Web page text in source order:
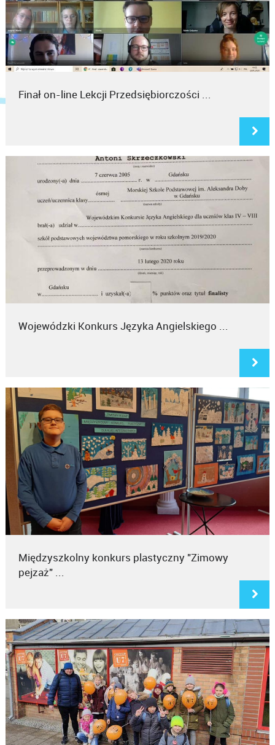
Finał on-line Lekcji Przedsiębiorczości ...
Wojewódzki Konkurs Języka Angielskiego ...
Międzyszkolny konkurs plastyczny "Zimowy
pejzaż" ...